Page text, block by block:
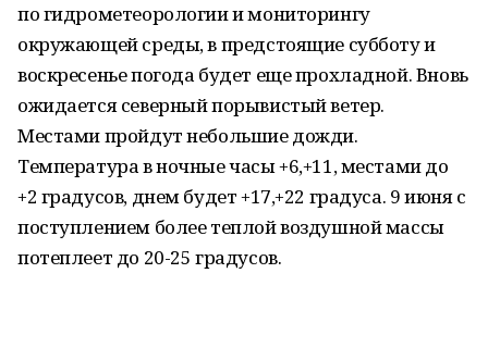
по гидрометеорологии и мониторингу
окружающей среды, в предстоящие субботу и
воскресенье погода будет еще прохладной. Вновь
ожидается северный порывистый ветер.
Местами пройдут небольшие дожди.
Температура в ночные часы +6,+11, местами до
+2 градусов, днем будет +17,+22 градуса. 9 июня с
поступлением более теплой воздушной массы
потеплеет до 20-25 градусов.